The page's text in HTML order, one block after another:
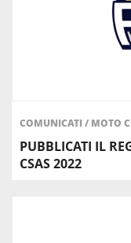
COMUNICATI/ MOTO
PUBBLICATI IL
CSAS 2022